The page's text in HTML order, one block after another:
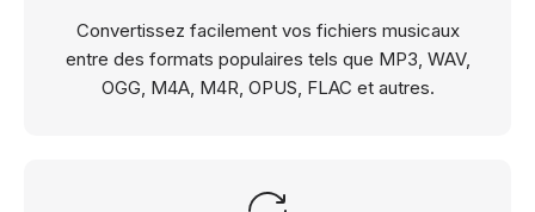
Convertissez facilement vos fichiers musicaux
entre des formats populaires tels que MP3, WAV,
OGG, M4A, M4R, OPUS, FLAC et autres.